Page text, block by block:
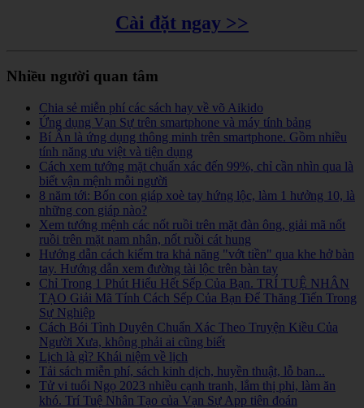
Cài đặt ngay >>
Nhiều người quan tâm
Chia sẻ miễn phí các sách hay về võ Aikido
Ứng dụng Vạn Sự trên smartphone và máy tính bảng
Bí Ẩn là ứng dụng thông minh trên smartphone. Gồm nhiều
tính năng ưu việt và tiện dụng
Cách xem tướng mặt chuẩn xác đến 99%, chỉ cần nhìn qua là
biết vận mệnh mỗi người
8 năm tới: Bốn con giáp xoè tay hứng lộc, làm 1 hưởng 10, là
những con giáp nào?
Xem tướng mệnh các nốt ruồi trên mặt đàn ông, giải mã nốt
ruồi trên mặt nam nhân, nốt ruồi cát hung
Hướng dẫn cách kiểm tra khả năng "vớt tiền" qua khe hở bàn
tay. Hướng dẫn xem đường tài lộc trên bàn tay
Chỉ Trong 1 Phút Hiểu Hết Sếp Của Bạn. TRÍ TUỆ NHÂN
TẠO Giải Mã Tính Cách Sếp Của Bạn Để Thăng Tiến Trong
Sự Nghiệp
Cách Bói Tình Duyên Chuẩn Xác Theo Truyện Kiều Của
Người Xưa, không phải ai cũng biết
Lịch là gì? Khái niệm về lịch
Tải sách miễn phí, sách kinh dịch, huyền thuật, lỗ ban...
Tử vi tuổi Ngọ 2023 nhiều cạnh tranh, lắm thị phi, làm ăn
khó. Trí Tuệ Nhân Tạo của Vạn Sự App tiên đoán